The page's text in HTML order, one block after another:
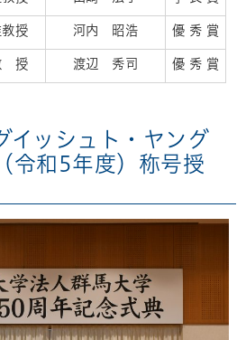
教授 河内 昭浩 優 秀 賞
授 渡辺 秀司 優 秀 賞
イッシュト・ヤング
令和5年度）称号授